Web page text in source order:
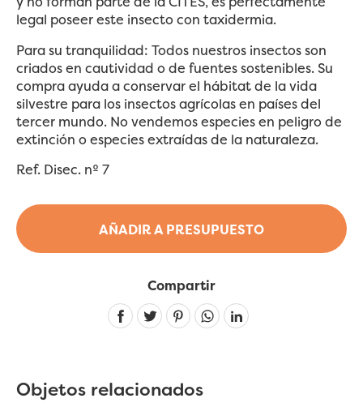
AÑADIR A PRESUPUESTO
legal poseer este insecto con taxidermia.
Para su tranquilidad: Todos nuestros insectos son
criados en cautividad o de fuentes sostenibles. Su
compra ayuda a conservar el hábitat de la vida
silvestre para los insectos agrícolas en países del
tercer mundo. No vendemos especies en peligro de
extinción o especies extraídas de la naturaleza.
Ref. Disec. nº 7
Compartir
Linkedin
Objetos relacionados